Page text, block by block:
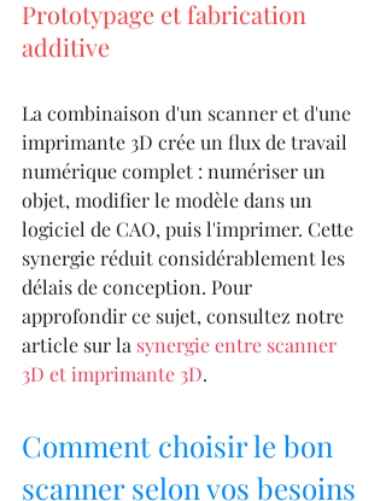
Prototypage et fabrication
additive
La combinaison d'un scanner et d'une
imprimante 3D crée un flux de travail
numérique complet : numériser un
objet, modifier le modèle dans un
logiciel de CAO, puis l'imprimer. Cette
synergie réduit considérablement les
délais de conception. Pour
approfondir ce sujet, consultez notre
article sur la synergie entre scanner
3D et imprimante 3D.
Comment choisir le bon
scanner selon vos besoins